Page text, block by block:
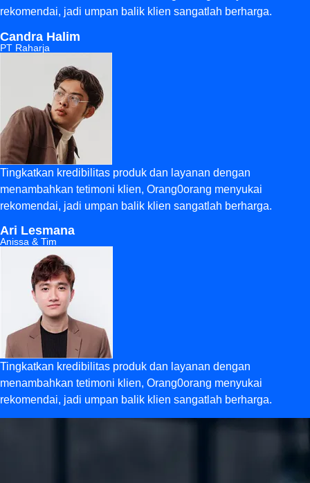
rekomendai, jadi umpan balik klien sangatlah berharga.
Candra Halim
PT Raharja
Tingkatkan kredibilitas produk dan layanan dengan
menambahkan tetimoni klien, Orang0orang menyukai
rekomendai, jadi umpan balik klien sangatlah berharga.
Ari Lesmana
Anissa & Tim
Tingkatkan kredibilitas produk dan layanan dengan
menambahkan tetimoni klien, Orang0orang menyukai
rekomendai, jadi umpan balik klien sangatlah berharga.